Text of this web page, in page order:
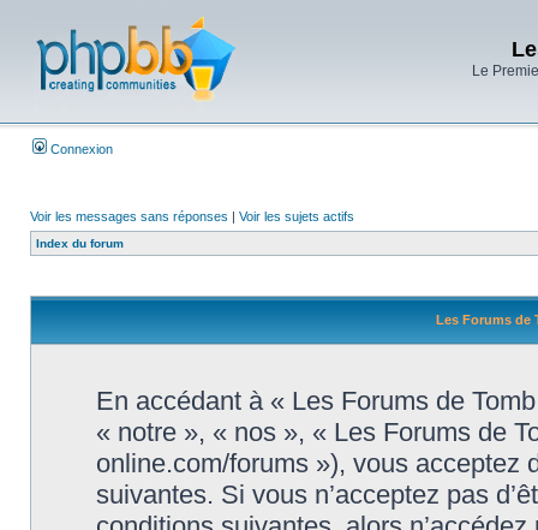
Le
Connexion
Voir les messages sans réponses | Voir les sujets actifs
Index du forum
Les Forums de
En accédant à « Les Forums de
« notre », « nos », « Les Forums de
online.com/forums »), vous acceptez
suivantes. Si vous n’acceptez pas